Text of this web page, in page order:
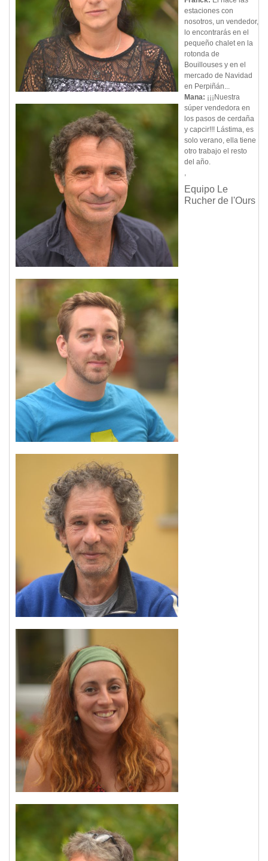
estaciones con
nosotros, un vendedor,
lo encontrarás en el
pequeño chalet en la
rotonda de
Bouillouses y en el
mercado de Navidad
en Perpiñán...
Mana: ¡¡¡Nuestra
súper vendedora en
los pasos de cerdaña
y capcir!!! Lástima, es
solo verano, ella tiene
otro trabajo el resto
del año.
,
Equipo Le
Rucher de l'Ours